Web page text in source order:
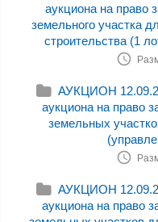
аукциона на право
земельного участка
строительства (1
АУКЦИОН
аукциона на право
земельных
АУКЦИОН
аукциона на право